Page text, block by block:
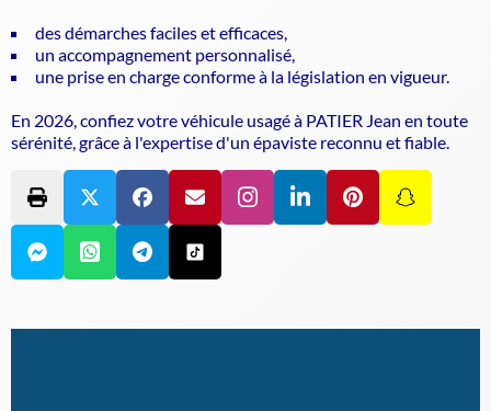
des démarches faciles et efficaces,
un accompagnement personnalisé,
une prise en charge conforme à la législation en vigueur.
En 2026, confiez votre véhicule usagé à PATIER Jean en toute
sérénité, grâce à l'expertise d'un épaviste reconnu et fiable.